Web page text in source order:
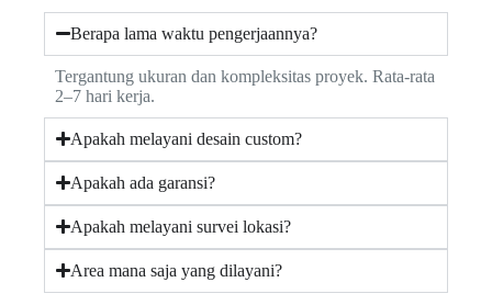
Berapa lama waktu pengerjaannya?
Tergantung ukuran dan kompleksitas proyek. Rata-rata
2–7 hari kerja.
Apakah melayani desain custom?
Apakah ada garansi?
Apakah melayani survei lokasi?
Area mana saja yang dilayani?